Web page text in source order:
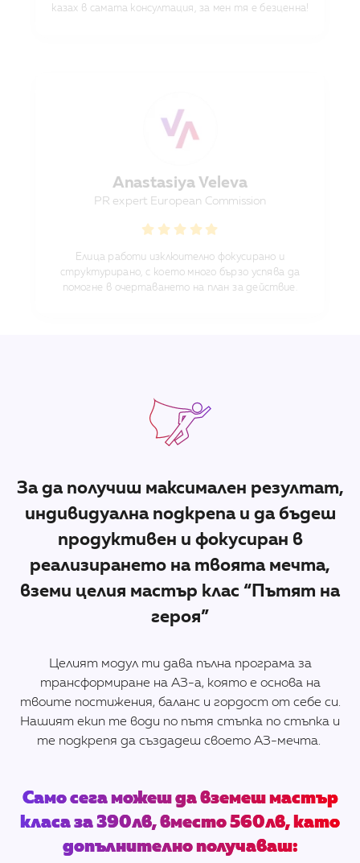
казах в самата консултация, за мен тя е безценна!
Anastasiya Veleva
PR expert European Commission
Елица работи изклюително фокусирано и
структурирано, с което много бързо успява да
помогне в очертаването на план за действие.
За да получиш максимален резултат,
индивидуална подкрепа и да бъдеш
продуктивен и фокусиран в
реализирането на твоята мечта,
вземи целия мастър клас “Пътят на
героя”
Целият модул ти дава пълна програма за
трансформиране на АЗ-а, която е основа на
твоите постижения, баланс и гордост от себе си.
Нашият екип те води по пътя стъпка по стъпка и
те подкрепя да създадеш своето АЗ-мечта.
Само сега можеш да вземеш мастър
класа за 390лв, вместо 560лв, като
допълнително получаваш: